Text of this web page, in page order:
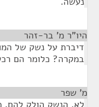
היו"ר מ' בר-זהר
דיברת על נשק של
במקרה? כלומר הם
מ' שפר